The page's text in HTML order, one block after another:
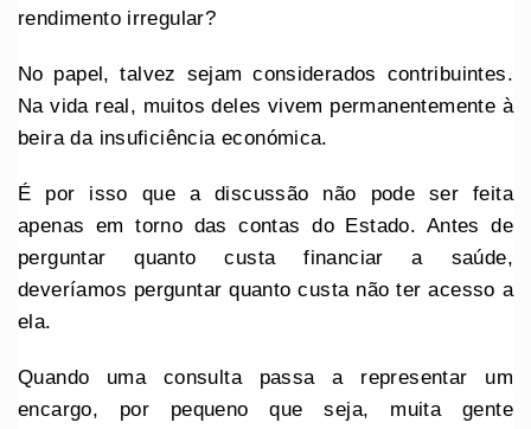
rendimento irregular?
No papel, talvez sejam considerados contribuintes.
Na vida real, muitos deles vivem permanentemente à
beira da insuficiência económica.
É por isso que a discussão não pode ser feita
apenas em torno das contas do Estado. Antes de
perguntar quanto custa financiar a saúde,
deveríamos perguntar quanto custa não ter acesso a
ela.
Quando uma consulta passa a representar um
encargo, por pequeno que seja, muita gente